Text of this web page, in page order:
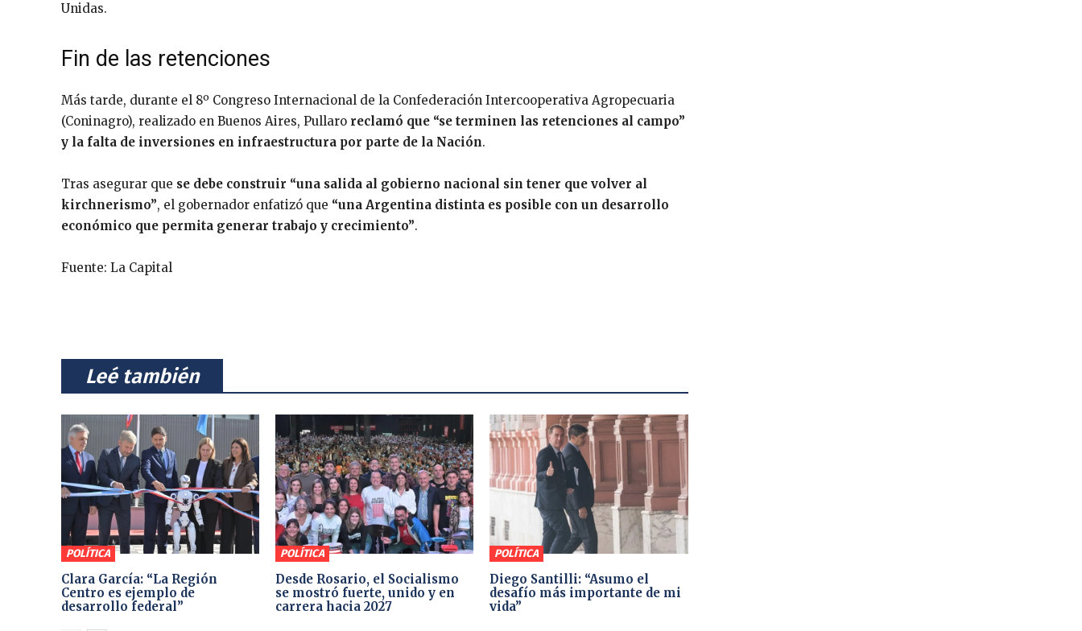
Unidas.
Fin de las retenciones
Más tarde, durante el 8º Congreso Internacional de la Confederación Intercooperativa Agropecuaria
(Coninagro), realizado en Buenos Aires, Pullaro reclamó que “se terminen las retenciones al campo”
y la falta de inversiones en infraestructura por parte de la Nación.
Tras asegurar que se debe construir “una salida al gobierno nacional sin tener que volver al
kirchnerismo”, el gobernador enfatizó que “una Argentina distinta es posible con un desarrollo
económico que permita generar trabajo y crecimiento”.
Fuente: La Capital
⠀Leé también⠀
POLÍTICA
Clara García: “La Región
Centro es ejemplo de
desarrollo federal”
POLÍTICA
Desde Rosario, el Socialismo
se mostró fuerte, unido y en
carrera hacia 2027
POLÍTICA
Diego Santilli: “Asumo el
desafío más importante de mi
vida”